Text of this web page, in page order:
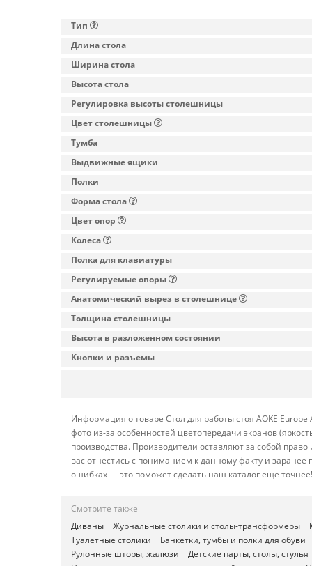
Тип
Длина стола
Ширина стола
Высота стола
Регулировка высоты столешницы
Цвет столешницы
Тумба
Выдвижные ящики
Полки
Форма стола
Цвет опор
Колеса
Полка для клавиатуры
Регулируемые опоры
Анатомический вырез в столешнице
Толщина столешницы
Высота в разложенном состоянии
Кнопки и разъемы
Информация о товаре Стол для работы стоя AOKE
фото из-за особенностей цветопередачи экранов
производства. Производители оставляют за собой
вас отнестись с пониманием к данному факту и
ошибках — это поможет сделать наш каталог еще точнее!
Смотрите также
Диваны
Журнальные столики и столы-трансформеры
Туалетные столики
Банкетки, тумбы и полки для обуви
Рулонные шторы, жалюзи
Детские парты, столы, стулья